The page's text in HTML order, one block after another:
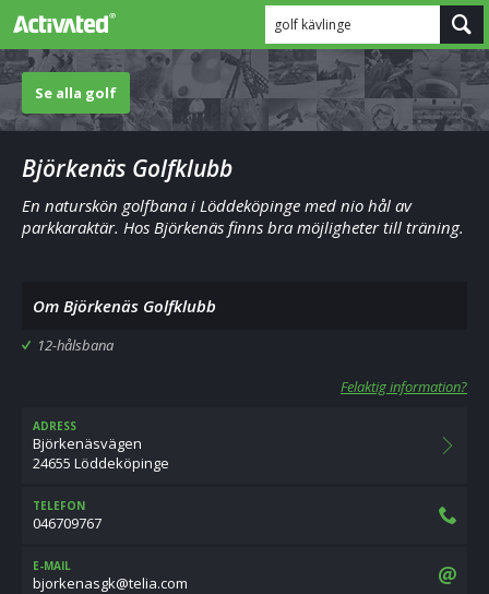
golf kävlinge
Se alla golf
Björkenäs Golfklubb
En naturskön golfbana i Löddeköpinge med nio hål av
parkkaraktär. Hos Björkenäs finns bra möjligheter till träning.
Om Björkenäs Golfklubb
12-hålsbana
Felaktig information?
ADRESS
Björkenäsvägen
24655 Löddeköpinge
TELEFON
046709767
E-MAIL
moc.ailet@kgsanekrojb